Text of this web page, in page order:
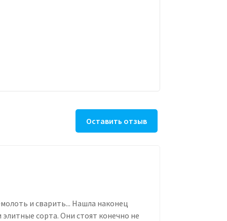
Оставить отзыв
и сварить... Нашла наконец
сорта. Они стоят конечно не